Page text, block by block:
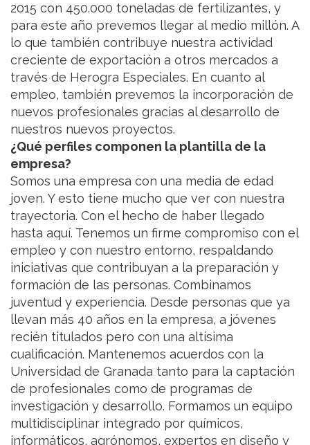
2015 con 450.000 toneladas de fertilizantes, y
para este año prevemos llegar al medio millón. A
lo que también contribuye nuestra actividad
creciente de exportación a otros mercados a
través de Herogra Especiales. En cuanto al
empleo, también prevemos la incorporación de
nuevos profesionales gracias al desarrollo de
nuestros nuevos proyectos.
¿Qué perfiles componen la plantilla de la
empresa?
Somos una empresa con una media de edad
joven. Y esto tiene mucho que ver con nuestra
trayectoria. Con el hecho de haber llegado
hasta aquí. Tenemos un firme compromiso con el
empleo y con nuestro entorno, respaldando
iniciativas que contribuyan a la preparación y
formación de las personas. Combinamos
juventud y experiencia. Desde personas que ya
llevan más 40 años en la empresa, a jóvenes
recién titulados pero con una altísima
cualificación. Mantenemos acuerdos con la
Universidad de Granada tanto para la captación
de profesionales como de programas de
investigación y desarrollo. Formamos un equipo
multidisciplinar integrado por químicos,
informáticos, agrónomos, expertos en diseño y